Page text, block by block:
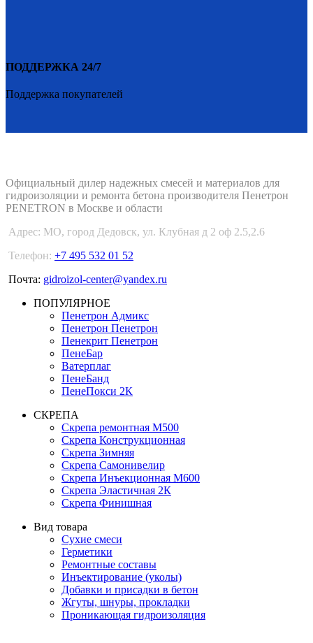
ПОДДЕРЖКА 24/7
Поддержка покупателей
Официальный дилер надежных смесей и материалов для
гидроизоляции и ремонта бетона производителя Пенетрон
PENETRON в Москве и области
Адрес: МО, город Дедовск, ул. Клубная д 2 оф 2.5,2.6
Телефон: +7 495 532 01 52
Почта: gidroizol-center@yandex.ru
ПОПУЛЯРНОЕ
Пенетрон Адмикс
Пенетрон Пенетрон
Пенекрит Пенетрон
ПенеБар
Ватерплаг
ПенеБанд
ПенеПокси 2К
СКРЕПА
Скрепа ремонтная М500
Скрепа Конструкционная
Скрепа Зимняя
Скрепа Самонивелир
Скрепа Инъекционная М600
Скрепа Эластичная 2К
Скрепа Финишная
Вид товара
Сухие смеси
Герметики
Ремонтные составы
Инъектирование (уколы)
Добавки и присадки в бетон
Жгуты, шнуры, прокладки
Проникающая гидроизоляция